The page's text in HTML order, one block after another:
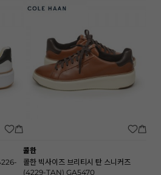
콜한
콜한 빅사이즈 브리티시 탄 스니커즈
(4229-TAN) GA5470